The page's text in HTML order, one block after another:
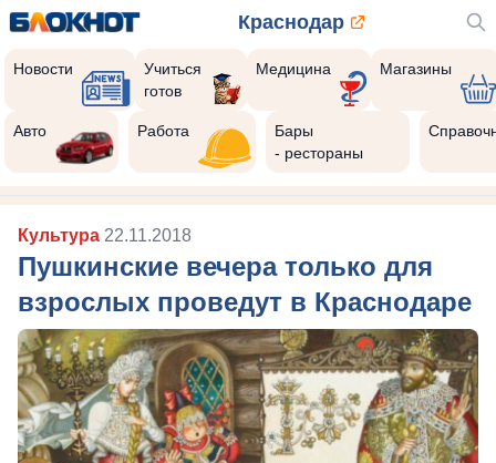
Краснодар
Новости
Учиться
готов
Медицина Магазины
Авто Работа
Бары
- рестораны
Культура 22.11.2018
Пушкинские вечера только для
взрослых проведут в Краснодаре